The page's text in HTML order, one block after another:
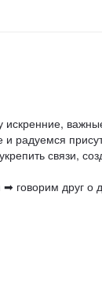
искренние,
радуемся
связи,
говорим друг о